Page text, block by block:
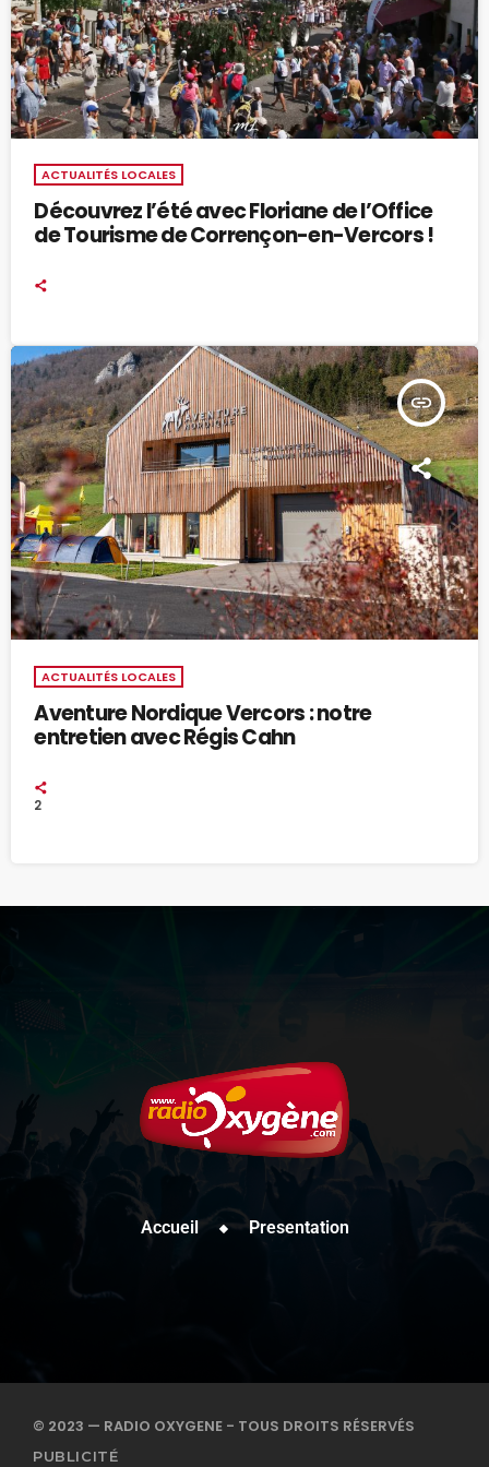
ACTUALITÉS LOCALES
Découvrez l’été avec Floriane de l’Office
de Tourisme de Corrençon-en-Vercors !
insert_link
ACTUALITÉS LOCALES
Aventure Nordique Vercors : notre
entretien avec Régis Cahn
2
Accueil Presentation
© 2023 — RADIO OXYGENE - TOUS DROITS RÉSERVÉS
PUBLICITÉ